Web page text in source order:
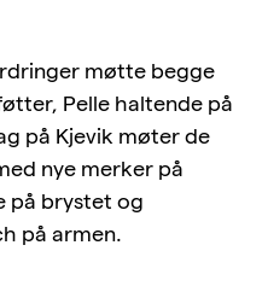
møtte begge
Pelle haltende på
på Kjevik møter de
nye merker på
på brystet og
på armen.